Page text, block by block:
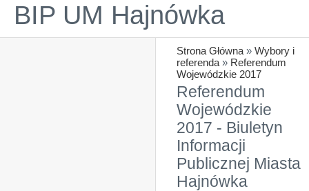
BIP UM Hajnówka
Strona Główna » Wybory i
referenda » Referendum
Wojewódzkie 2017
Referendum
Wojewódzkie
2017 - Biuletyn
Informacji
Publicznej Miasta
Hajnówka